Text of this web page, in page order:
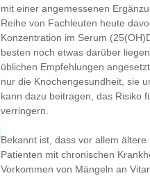
mit einer angemessenen
Reihe von Fachleuten heute
Konzentration im Serum
besten noch etwas darüber
üblichen Empfehlungen
nur die Knochengesundheit, sie
kann dazu beitragen, das Risiko
verringern.
Bekannt ist, dass vor allem
Patienten mit chronischen
Vorkommen von Mängeln an